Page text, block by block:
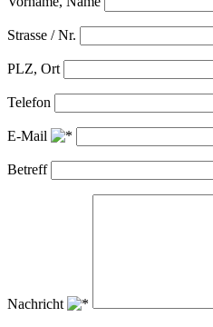
Strasse / Nr.
PLZ, Ort
Telefon
E-Mail
Betreff
Nachricht